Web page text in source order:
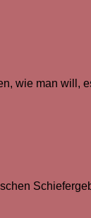
wie man will,